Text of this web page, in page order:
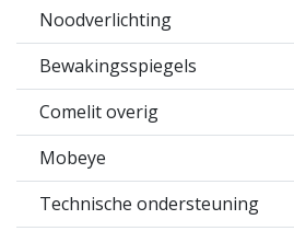
Noodverlichting
Bewakingsspiegels
Comelit overig
Mobeye
Technische ondersteuning